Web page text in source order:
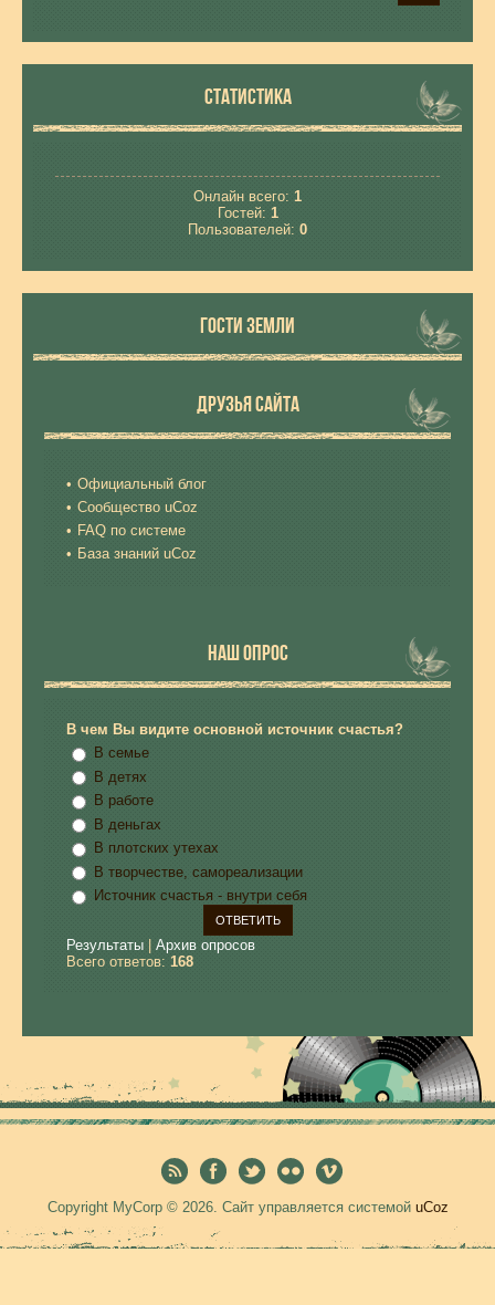
СТАТИСТИКА
Онлайн всего: 1
Гостей: 1
Пользователей: 0
ГОСТИ ЗЕМЛИ
ДРУЗЬЯ САЙТА
Официальный блог
Сообщество uCoz
FAQ по системе
База знаний uCoz
НАШ ОПРОС
В чем Вы видите основной источник счастья?
В семье
В детях
В работе
В деньгах
В плотских утехах
В творчестве, самореализации
Источник счастья - внутри себя
Результаты
Архив опросов
Всего ответов: 168
Copyright MyCorp © 2026. Сайт управляется системой uCoz